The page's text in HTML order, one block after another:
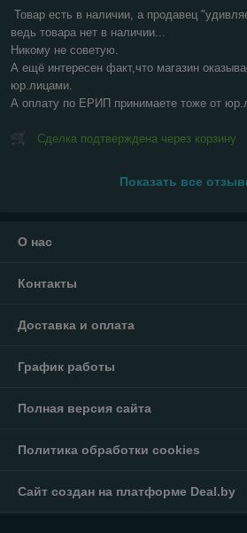
Товар есть в наличии, а продавец
ведь товара нет в наличии...
Никому не советую.
А ещё интересен факт,что магазин
юр.лицами.
А оплату по ЕРИП принимаете тоже от
Сделка подтверждена через корзину
Показать все
О нас
Контакты
Доставка и оплата
График работы
Полная версия сайта
Политика обработки cookies
Сайт создан на платформе Deal.by